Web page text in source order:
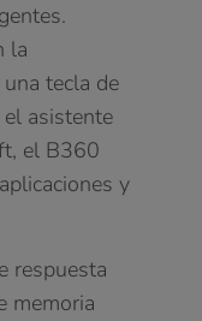
la
tecla de
asistente
el B360
y
respuesta
memoria